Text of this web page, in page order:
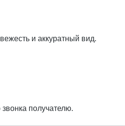
и аккуратный вид.
получателю.